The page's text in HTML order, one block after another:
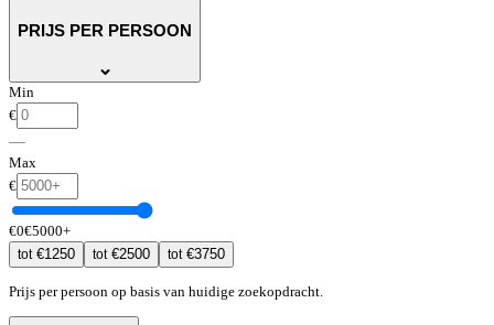
PRIJS PER PERSOON
Min
€
—
Max
€
€0€5000+
tot€1250 tot€2500 tot€3750
Prijs per persoon op basis van huidige zoekopdracht.